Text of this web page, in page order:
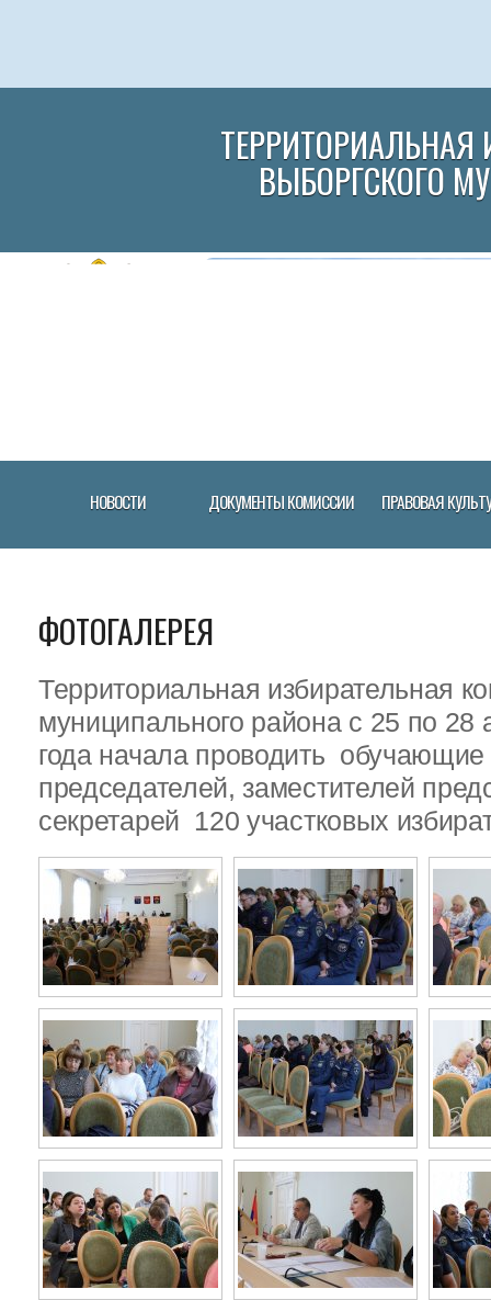
ВЫБОРГСКОГО
НОВОСТИ ДОКУМЕНТЫ КОМИССИИ ПРАВОВАЯ
ФОТОГАЛЕРЕЯ
Территориальная избирательная
муниципального района с 25 по 28
года начала проводить
председателей, заместителей
секретарей 120 участковых